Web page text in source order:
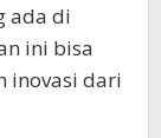
ada di
ini bisa
inovasi dari